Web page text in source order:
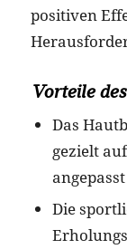
positiven
Vorteile
Das
gezielt
Die